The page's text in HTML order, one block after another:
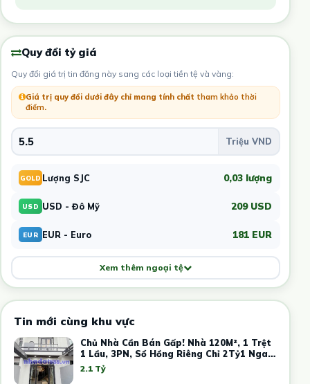
Quy đổi tỷ giá
Quy đổi giá trị tin đăng này sang các loại tiền tệ và vàng:
Giá trị quy đổi dưới đây chỉ mang tính chất tham khảo thời
điểm.
GOLD Lượng SJC 0,03 lượng
USD USD - Đô Mỹ 209 USD
EUR EUR - Euro 181 EUR
Xem thêm ngoại tệ
Tin mới cùng khu vực
Chủ Nhà Cần Bán Gấp! Nhà 120M², 1 Trệt
1 Lầu, 3PN, Sổ Hồng Riêng Chỉ 2Tỷ1 Ngay
Trung Tâm Thủ Dầu Một
2.1 Tỷ